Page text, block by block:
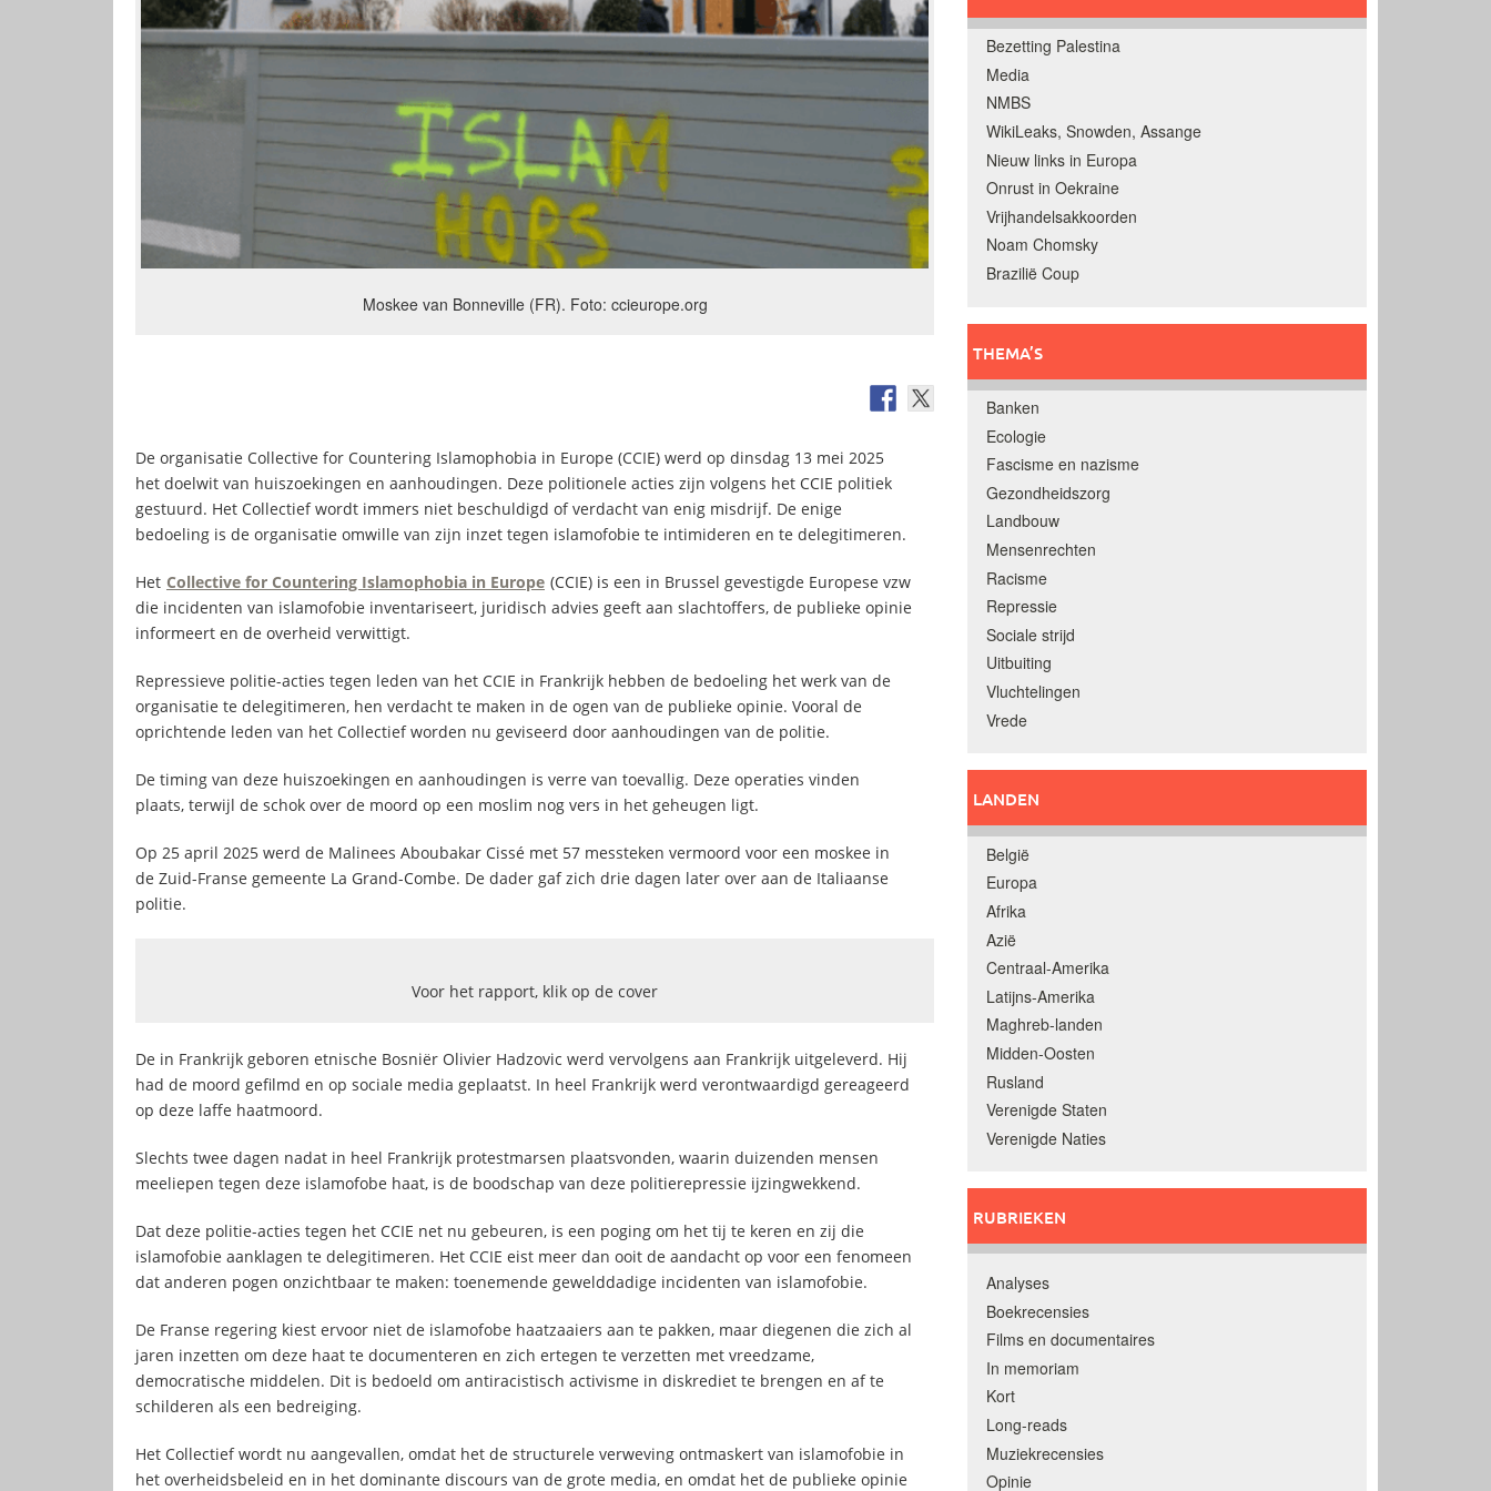
Moskee van Bonneville (FR). Foto: ccieurope.org
De organisatie Collective for Countering Islamophobia in Europe (CCIE) werd op dinsdag 13 mei 2025
het doelwit van huiszoekingen en aanhoudingen. Deze politionele acties zijn volgens het CCIE politiek
gestuurd. Het Collectief wordt immers niet beschuldigd of verdacht van enig misdrijf. De enige
bedoeling is de organisatie omwille van zijn inzet tegen islamofobie te intimideren en te delegitimeren.
Het Collective for Countering Islamophobia in Europe (CCIE) is een in Brussel gevestigde Europese vzw
die incidenten van islamofobie inventariseert, juridisch advies geeft aan slachtoffers, de publieke opinie
informeert en de overheid verwittigt.
Repressieve politie-acties tegen leden van het CCIE in Frankrijk hebben de bedoeling het werk van de
organisatie te delegitimeren, hen verdacht te maken in de ogen van de publieke opinie. Vooral de
oprichtende leden van het Collectief worden nu geviseerd door aanhoudingen van de politie.
De timing van deze huiszoekingen en aanhoudingen is verre van toevallig. Deze operaties vinden
plaats, terwijl de schok over de moord op een moslim nog vers in het geheugen ligt.
Op 25 april 2025 werd de Malinees Aboubakar Cissé met 57 messteken vermoord voor een moskee in
de Zuid-Franse gemeente La Grand-Combe. De dader gaf zich drie dagen later over aan de Italiaanse
politie.
Voor het rapport, klik op de cover
De in Frankrijk geboren etnische Bosniër Olivier Hadzovic werd vervolgens aan Frankrijk uitgeleverd. Hij
had de moord gefilmd en op sociale media geplaatst. In heel Frankrijk werd verontwaardigd gereageerd
op deze laffe haatmoord.
Slechts twee dagen nadat in heel Frankrijk protestmarsen plaatsvonden, waarin duizenden mensen
meeliepen tegen deze islamofobe haat, is de boodschap van deze politierepressie ijzingwekkend.
Dat deze politie-acties tegen het CCIE net nu gebeuren, is een poging om het tij te keren en zij die
islamofobie aanklagen te delegitimeren. Het CCIE eist meer dan ooit de aandacht op voor een fenomeen
dat anderen pogen onzichtbaar te maken: toenemende gewelddadige incidenten van islamofobie.
De Franse regering kiest ervoor niet de islamofobe haatzaaiers aan te pakken, maar diegenen die zich al
jaren inzetten om deze haat te documenteren en zich ertegen te verzetten met vreedzame,
democratische middelen. Dit is bedoeld om antiracistisch activisme in diskrediet te brengen en af te
schilderen als een bedreiging.
Het Collectief wordt nu aangevallen, omdat het de structurele verweving ontmaskert van islamofobie in
het overheidsbeleid en in het dominante discours van de grote media, en omdat het de publieke opinie
Bezetting Palestina
Media
NMBS
WikiLeaks, Snowden, Assange
Nieuw links in Europa
Onrust in Oekraine
Vrijhandelsakkoorden
Noam Chomsky
Brazilië Coup
THEMA’S
Banken
Ecologie
Fascisme en nazisme
Gezondheidszorg
Landbouw
Mensenrechten
Racisme
Repressie
Sociale strijd
Uitbuiting
Vluchtelingen
Vrede
LANDEN
België
Europa
Afrika
Azië
Centraal-Amerika
Latijns-Amerika
Maghreb-landen
Midden-Oosten
Rusland
Verenigde Staten
Verenigde Naties
RUBRIEKEN
Analyses
Boekrecensies
Films en documentaires
In memoriam
Kort
Long-reads
Muziekrecensies
Opinie